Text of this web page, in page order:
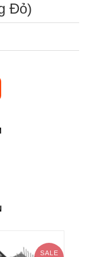
Đỏ)
SALE